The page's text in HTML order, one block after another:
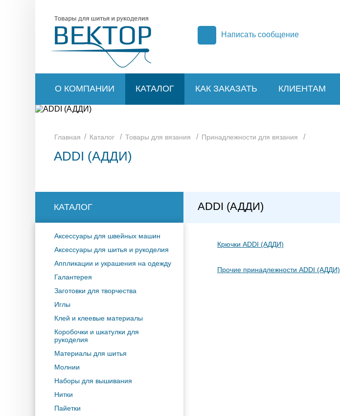
Написать сообщение
О КОМПАНИИ КАТАЛОГ КАК ЗАКАЗАТЬ КЛИЕНТАМ
Главная / Каталог / Товары для вязания / Принадлежности для вязания /
ADDI (АДДИ)
КАТАЛОГ
Аксессуары для швейных машин
Аксессуары для шитья и рукоделия
Аппликации и украшения на одежду
Галантерея
Заготовки для творчества
Иглы
Клей и клеевые материалы
Коробочки и шкатулки для
рукоделия
Материалы для шитья
Молнии
Наборы для вышивания
Нитки
Пайетки
ADDI (АДДИ)
Крючки ADDI (АДДИ)
Прочие принадлежности ADDI (АДДИ)